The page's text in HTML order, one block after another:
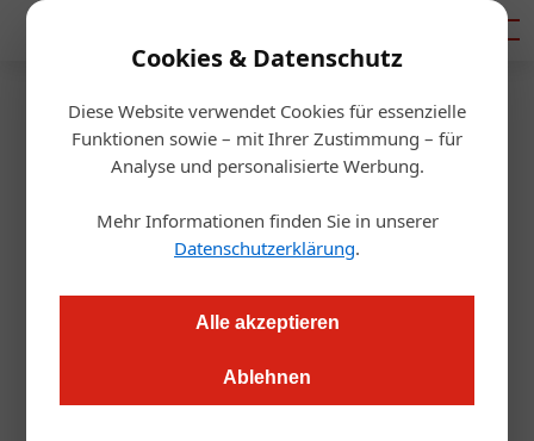
Cookies & Datenschutz
Diese Website verwendet Cookies für essenzielle
Funktionen sowie – mit Ihrer Zustimmung – für
Analyse und personalisierte Werbung.
Mehr Informationen finden Sie in unserer
Datenschutzerklärung.
Alle akzeptieren
Ablehnen
Startseite/Gastro & Hotel
Positionierung
Wenn Liverpool an die Hoteltür
klopft
Fußball-Profimannschaften als Gäste: Ein gutes Geschäft?